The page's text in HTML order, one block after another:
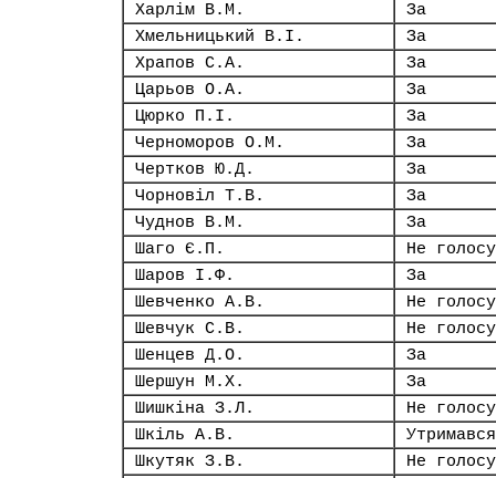
Харлім В.М.
За
Хмельницький В.І.
За
Храпов С.А.
За
Царьов О.А.
За
Цюрко П.І.
За
Черноморов О.М.
За
Чертков Ю.Д.
За
Чорновіл Т.В.
За
Чуднов В.М.
За
Шаго Є.П.
Не
Шаров І.Ф.
За
Шевченко А.В.
Не
Шевчук С.В.
Не
Шенцев Д.О.
За
Шершун М.Х.
За
Шишкіна З.Л.
Не
Шкіль А.В.
Утримався
Шкутяк З.В.
Не